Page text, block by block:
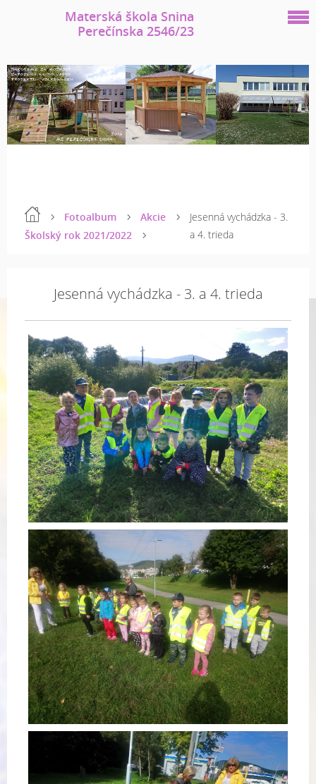
Materská škola Snina
Perečínska 2546/23
Fotoalbum
Akcie
Školský rok 2021/2022
Jesenná vychádzka - 3.
a 4. trieda
Jesenná vychádzka - 3. a 4. trieda